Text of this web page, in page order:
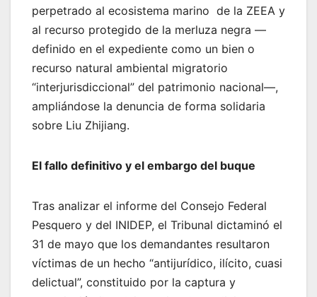
perpetrado al ecosistema marino de la ZEEA y
al recurso protegido de la merluza negra —
definido en el expediente como un bien o
recurso natural ambiental migratorio
“interjurisdiccional” del patrimonio nacional—,
ampliándose la denuncia de forma solidaria
sobre Liu Zhijiang.
El fallo definitivo y el embargo del buque
Tras analizar el informe del Consejo Federal
Pesquero y del INIDEP, el Tribunal dictaminó el
31 de mayo que los demandantes resultaron
víctimas de un hecho “antijurídico, ilícito, cuasi
delictual”, constituido por la captura y